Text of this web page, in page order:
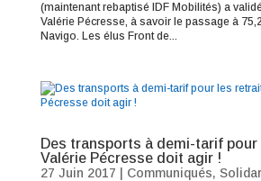
(maintenant rebaptisé IDF Mobilités) a
Valérie Pécresse, à savoir le passage à
Navigo. Les élus Front de...
Des transports à demi-tarif pour
Valérie Pécresse doit agir !
27 Juin 2017 Communiqués,